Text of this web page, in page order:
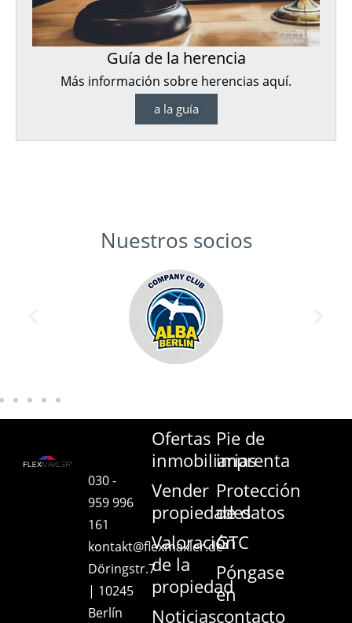
Guía de la herencia
Más información sobre herencias aquí.
a la guía
Nuestros socios
030 -
959 996
161
kontakt@flexmakler.de
Döringstr.7
| 10245
Berlín
Ofertas
inmobiliarias
Vender
propiedades
Valoración
de la
propiedad
Noticias
Pie de
imprenta
Protección
de datos
GTC
Póngase
en
contacto